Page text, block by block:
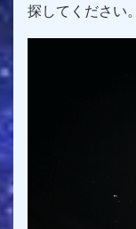
探してください。